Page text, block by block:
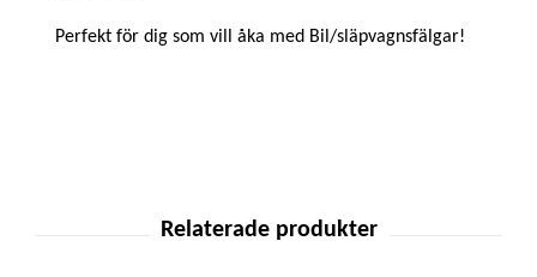
Perfekt för dig som vill åka med Bil/släpvagnsfälgar!